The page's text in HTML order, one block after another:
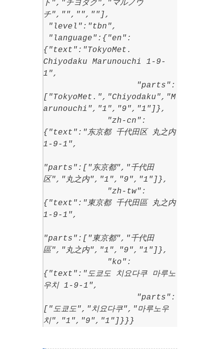
ト","チヨダク","マルノウ
チ","","",""],
"level":"tbn",
"language":{"en":
{"text":"TokyoMet.
Chiyodaku Marunouchi 1-9-
1",
"parts":
["TokyoMet.","Chiyodaku","M
arunouchi","1","9","1"]},
"zh-cn":
{"text":"东京都 千代田区 丸之内
1-9-1",
"parts":["东京都","千代田
区","丸之内","1","9","1"]},
"zh-tw":
{"text":"東京都 千代田區 丸之内
1-9-1",
"parts":["東京都","千代田
區","丸之内","1","9","1"]},
"ko":
{"text":"도쿄도 치요다쿠 마루노
우치 1-9-1",
"parts":
["도쿄도","치요다쿠","마루노우
치","1","9","1"]}}}